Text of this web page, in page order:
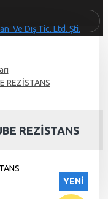
REZİSTANS
REZİSTANS
YENI